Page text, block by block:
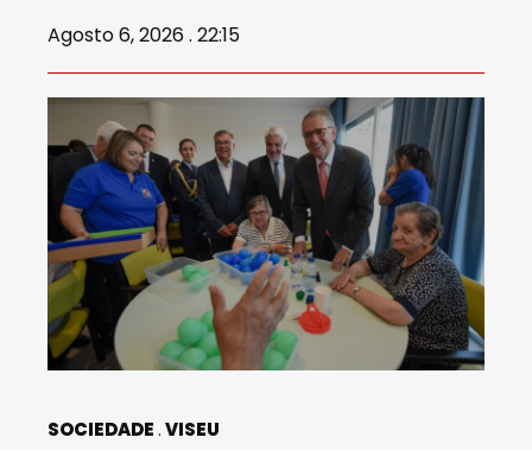
Agosto 6, 2026 . 22:15
SOCIEDADE VISEU